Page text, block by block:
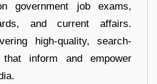
government job exams,
and current affairs.
high-quality, search-
inform and empower